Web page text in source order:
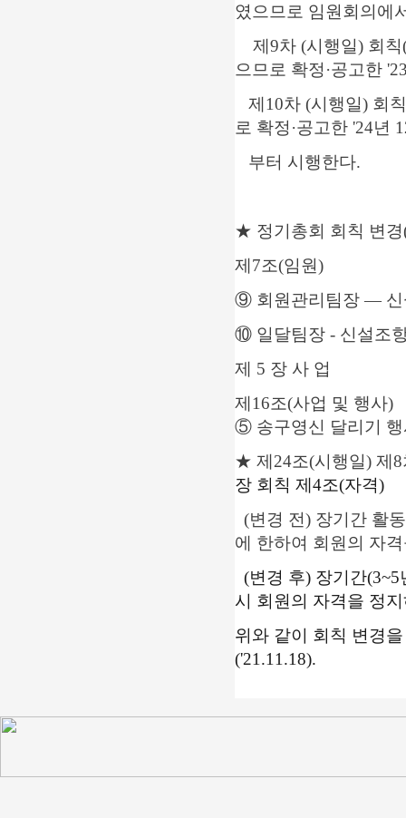
였으므로 임원회의
제9차 (시행일) 회
으므로 확정·공고한
제10차 (시행일) 회
로 확정·공고한 '24년
부터 시행한다.
★ 정기총회 회칙 변
제7조(임원)
⑨ 회원관리팀장 — 신
⑩ 일달팀장 - 신설조
제 5 장 사 업
제16조(사업 및 행사)
⑤ 송구영신 달리기
★ 제24조(시행일) 제
장 회칙 제4조(자격)
(변경 전) 장기간 활
에 한하여 회원의 자
(변경 후) 장기간
시 회원의 자격을 정지
위와 같이 회칙 변경
('21.11.18).